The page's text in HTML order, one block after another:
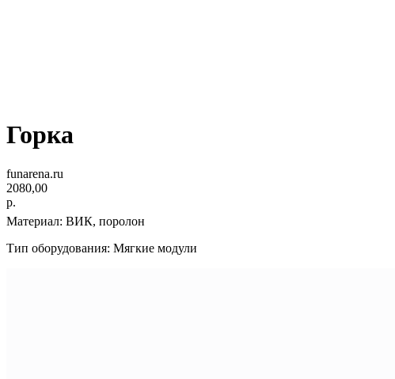
Горка
funarena.ru
2080,00
р.
Материал: ВИК, поролон
Тип оборудования: Мягкие модули